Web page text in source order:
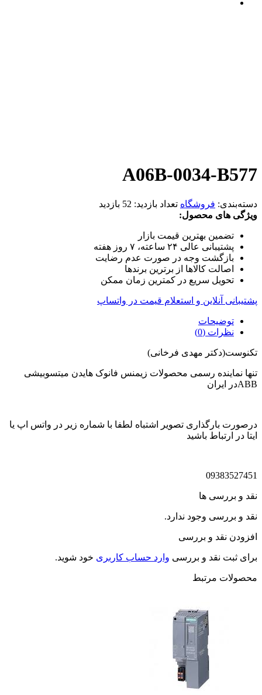
A06B-0034-B577
دسته‌بندی: فروشگاه تعداد بازدید: 52 بازدید
ویژگی های محصول:
تضمین بهترین قیمت بازار
پشتیبانی عالی ۲۴ ساعته، ۷ روز هفته
بازگشت وجه در صورت عدم رضایت
اصالت کالاها از برترین برندها
تحویل سریع در کمترین زمان ممکن
پشتیبانی آنلاین و استعلام قیمت در واتساپ
توضیحات
نظرات (0)
تکنوست(دکتر مهدی فرخانی)
تنها نماینده رسمی محصولات زیمنس فانوک هایدن میتسوبیشی
ABBدر ایران
درصورت بارگذاری تصویر اشتباه لطفا با شماره زیر در واتس اپ یا
ایتا در ارتباط باشید
09383527451
نقد و بررسی ها
نقد و بررسی وجود ندارد.
افزودن نقد و بررسی
برای ثبت نقد و بررسی وارد حساب کاربری خود شوید.
محصولات مرتبط